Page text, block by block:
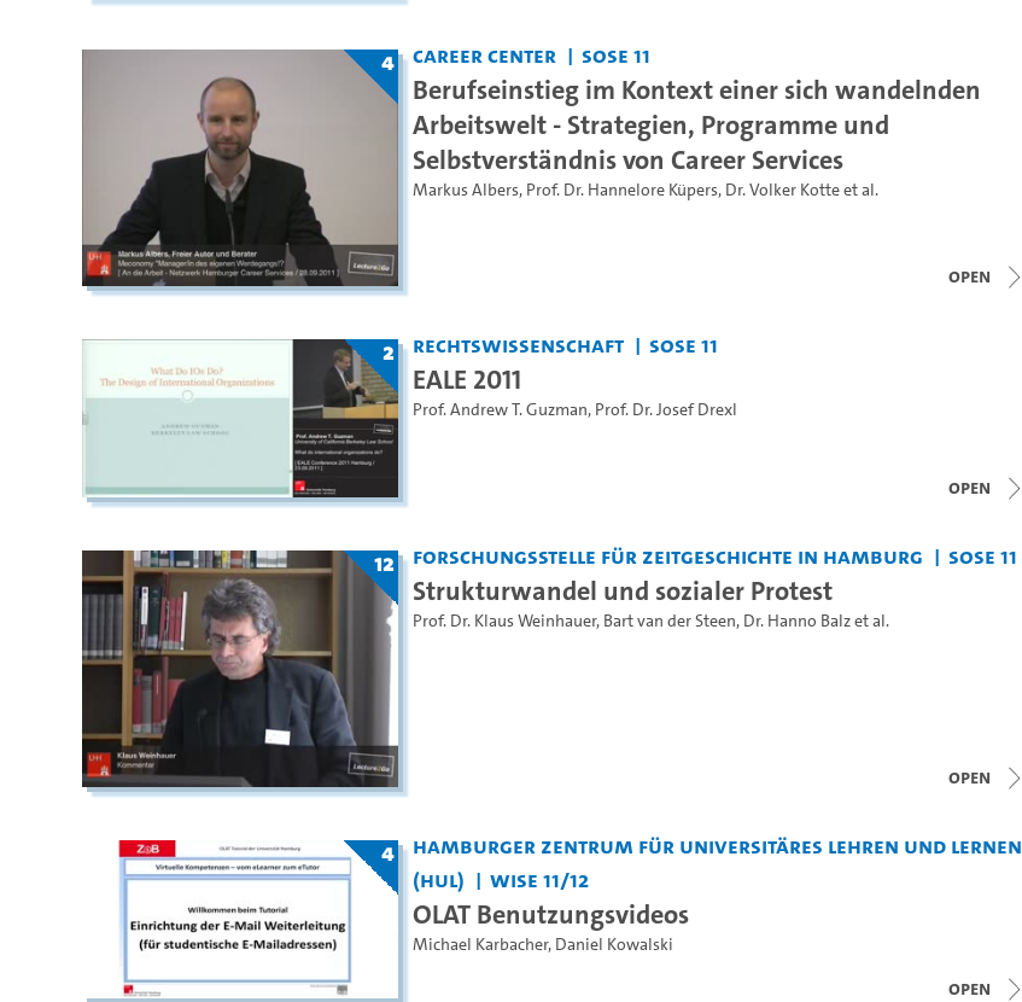
4 Career Center SoSe 11
Berufseinstieg im Kontext einer sich wandelnden
Arbeitswelt - Strategien, Programme und
Selbstverständnis von Career Services
Markus Albers, Prof. Dr. Hannelore Küpers, Dr. Volker Kotteet al.
open
2 Rechtswissenschaft SoSe 11
EALE 2011
Prof. Andrew T. Guzman, Prof. Dr. Josef Drexl
open
12 Forschungsstelle für Zeitgeschichte in Hamburg SoSe 11
Strukturwandel und sozialer Protest
Prof. Dr. Klaus Weinhauer, Bart van der Steen, Dr. Hanno Balzet al.
open
4
Hamburger Zentrum für Universitäres Lehren und Lernen
(HUL)
WiSe 11/12
OLAT Benutzungsvideos
Michael Karbacher, Daniel Kowalski
open